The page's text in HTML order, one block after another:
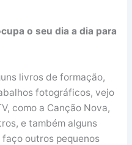
o seu dia a dia para
livros de formação,
fotográficos, vejo
como a Canção Nova,
e também alguns
faço outros pequenos